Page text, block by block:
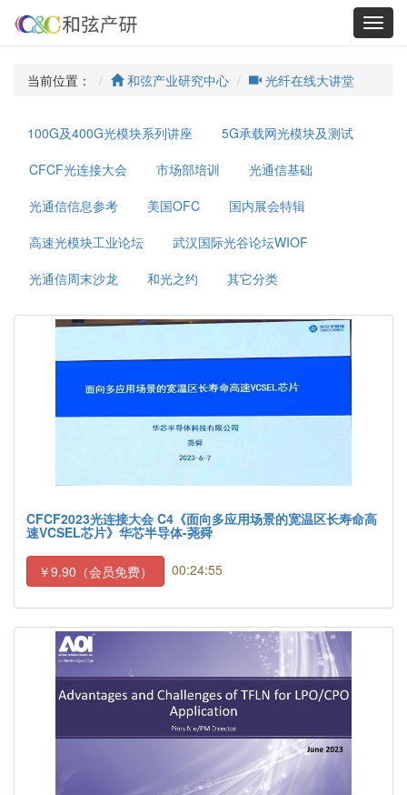
当前位置： 和弦产业研究中心 光纤在线大讲堂
100G及400G光模块系列讲座
5G承载网光模块及测试
CFCF光连接大会
市场部培训
光通信基础
光通信信息参考
美国OFC
国内展会特辑
高速光模块工业论坛
武汉国际光谷论坛WIOF
光通信周末沙龙
和光之约 其它分类
CFCF2023光连接大会 C4《面向多应用场景的宽温区长寿命高
速VCSEL芯片》华芯半导体-荛舜
￥9.90（会员免费） 00:24:55